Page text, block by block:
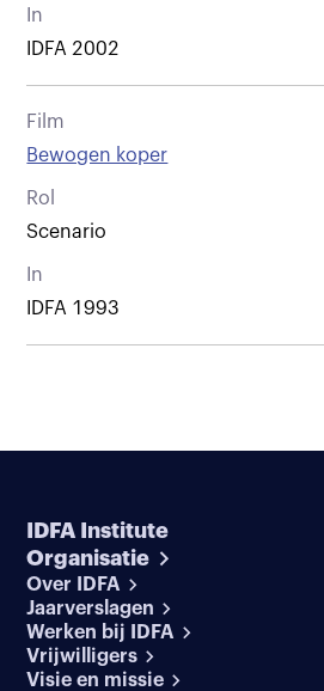
In
IDFA 2002
Film
Bewogen koper
Rol
Scenario
In
IDFA 1993
IDFA Institute
Organisatie
Over IDFA
Jaarverslagen
Werken bij IDFA
Vrijwilligers
Visie en missie